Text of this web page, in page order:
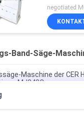
negotiated
Band-Säge-
Maschine der CER
MJ243C
CS1225B hölzerne,